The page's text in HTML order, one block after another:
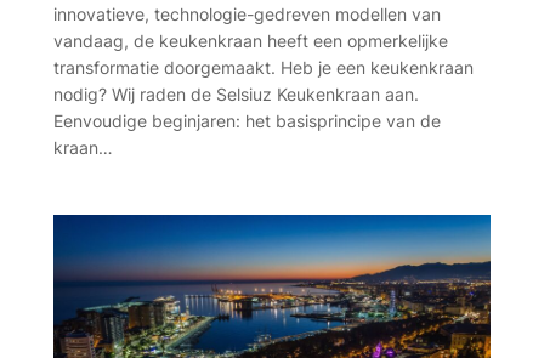
innovatieve, technologie-gedreven modellen van
vandaag, de keukenkraan heeft een opmerkelijke
transformatie doorgemaakt. Heb je een keukenkraan
nodig? Wij raden de Selsiuz Keukenkraan aan.
Eenvoudige beginjaren: het basisprincipe van de
kraan…